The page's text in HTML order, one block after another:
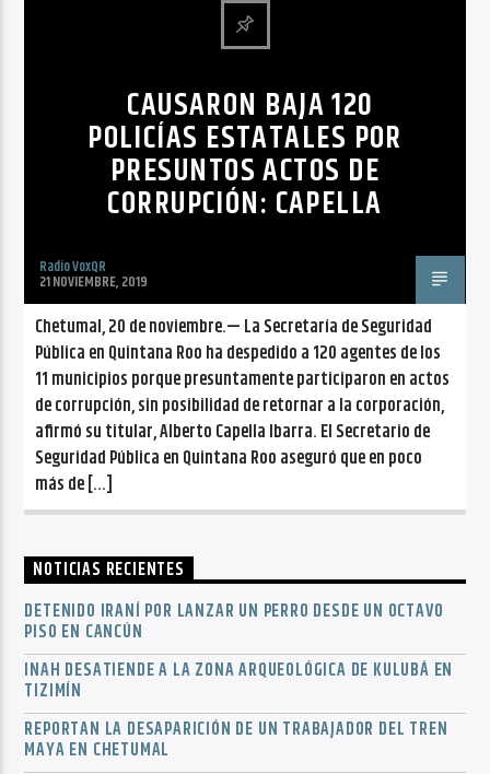
CAUSARON BAJA 120
POLICÍAS ESTATALES POR
PRESUNTOS ACTOS DE
CORRUPCIÓN: CAPELLA
Radio VoxQR
21 NOVIEMBRE, 2019
Chetumal, 20 de noviembre.— La Secretaría de Seguridad
Pública en Quintana Roo ha despedido a 120 agentes de los
11 municipios porque presuntamente participaron en actos
de corrupción, sin posibilidad de retornar a la corporación,
afirmó su titular, Alberto Capella Ibarra. El Secretario de
Seguridad Pública en Quintana Roo aseguró que en poco
más de […]
NOTICIAS RECIENTES
DETENIDO IRANÍ POR LANZAR UN PERRO DESDE UN OCTAVO
PISO EN CANCÚN
INAH DESATIENDE A LA ZONA ARQUEOLÓGICA DE KULUBÁ EN
TIZIMÍN
REPORTAN LA DESAPARICIÓN DE UN TRABAJADOR DEL TREN
MAYA EN CHETUMAL